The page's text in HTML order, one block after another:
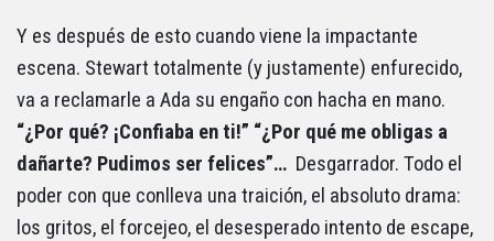
Y es después de esto cuando viene la impactante
escena. Stewart totalmente (y justamente) enfurecido,
va a reclamarle a Ada su engaño con hacha en mano.
“¿Por qué? ¡Confiaba en ti!” “¿Por qué me obligas a
dañarte? Pudimos ser felices”… Desgarrador. Todo el
poder con que conlleva una traición, el absoluto drama:
los gritos, el forcejeo, el desesperado intento de escape,